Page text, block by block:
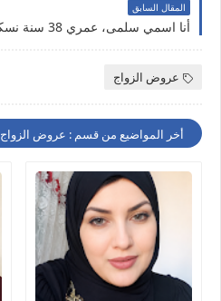
المقال السابق
عروض الزواج
أخر المواضيع من قسم : عروض الزواج